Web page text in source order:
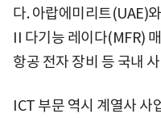
다. 아랍에미리트(UAE)
II 다기능 레이다(MFR)
항공 전자 장비 등 국내
ICT 부문 역시 계열사 사